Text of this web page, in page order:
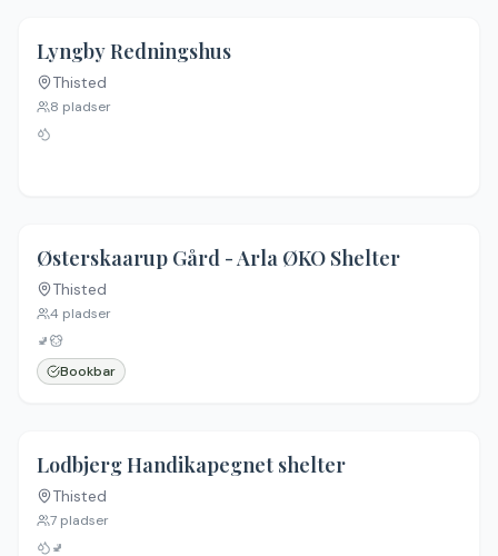
Lyngby Redningshus
Thisted
8 pladser
Østerskaarup Gård - Arla ØKO Shelter
Thisted
4 pladser
🚽
Bookbar
Lodbjerg Handikapegnet shelter
Thisted
7 pladser
🚽